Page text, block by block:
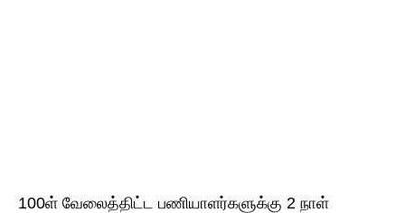
100ள் வேலைத்திட்ட பணியாளர்களுக்கு 2 நாள்